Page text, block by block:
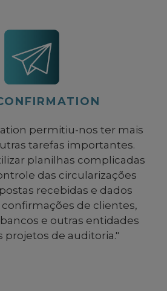
permitiu-nos ter mais
tarefas importantes.
planilhas complicadas
das circularizações
recebidas e dados
confirmações de clientes,